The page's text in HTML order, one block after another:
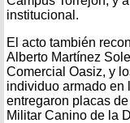
institucional.
El acto también
Alberto Martínez
Comercial Oasiz, y
individuo armado en
entregaron placas
Militar Canino de la